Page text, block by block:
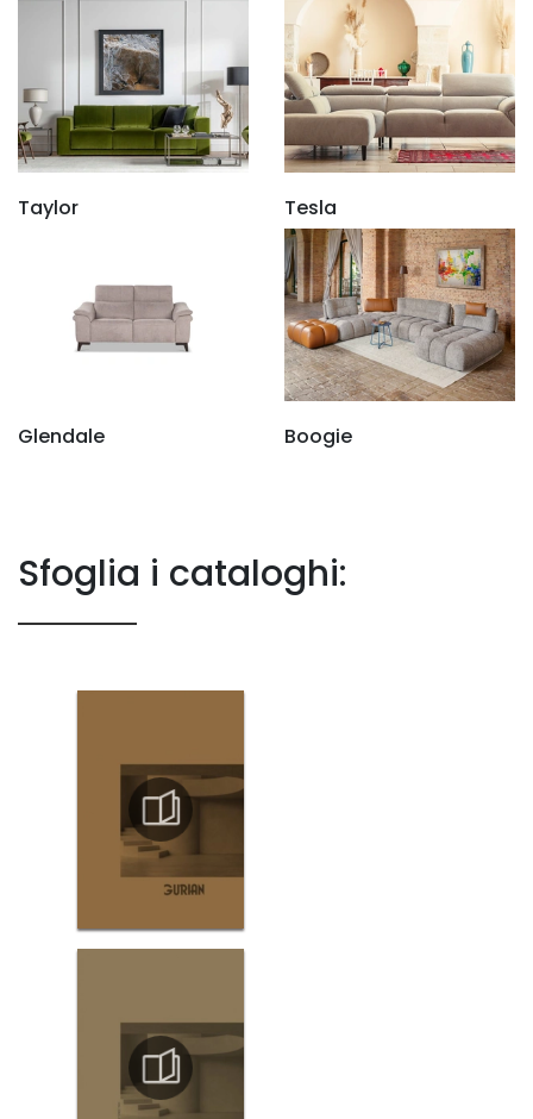
Taylor Tesla
Glendale Boogie
Sfoglia i cataloghi: